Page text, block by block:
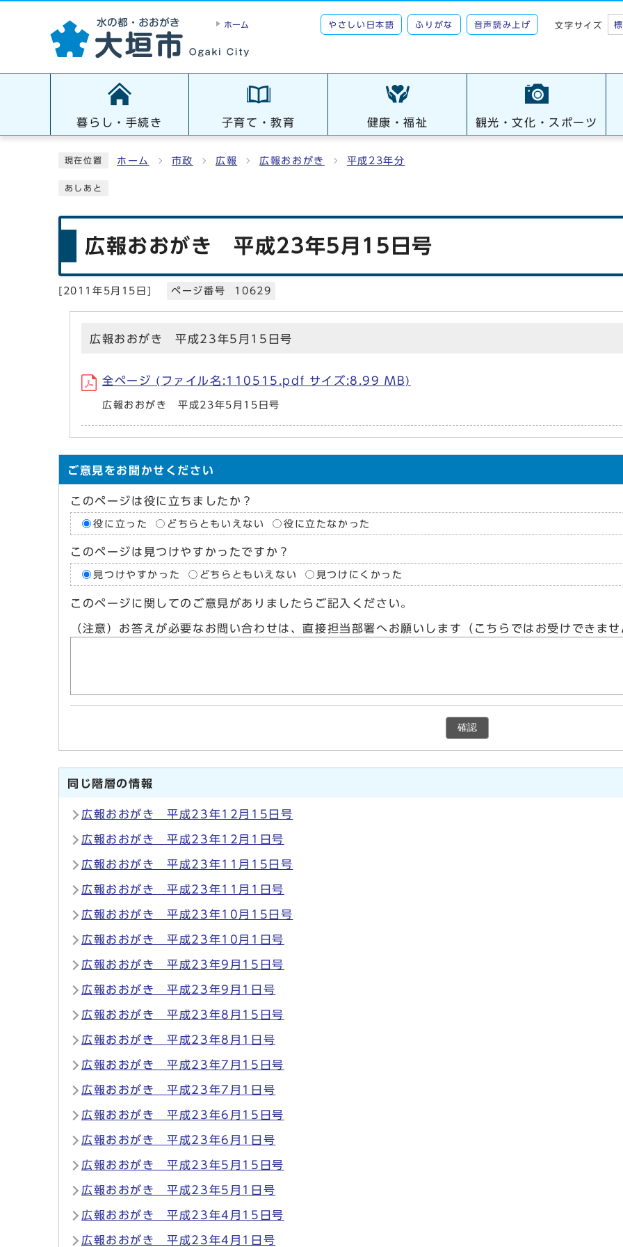
ホーム やさしい日本語 ふりがな 音声読み上げ 文字サイズ
暮らし・手続き 子育て・教育 健康・福祉 観光・文化・スポーツ
現在位置 ホーム 市政 広報 広報おおがき 平成23年分
あしあと
広報おおがき 平成23年5月15日号
2011年5月15日 ページ番号 10629
広報おおがき 平成23年5月15日号
全ページ (ファイル名:110515.pdf サイズ:8.99 MB)
広報おおがき 平成23年5月15日号
ご意見をお聞かせください
このページは役に立ちましたか？
役に立った どちらともいえない 役に立たなかった
このページは見つけやすかったですか？
見つけやすかった どちらともいえない 見つけにくかった
このページに関してのご意見がありましたらご記入ください。
（注意）お答えが必要なお問い合わせは、直接担当部署へお願いします（こちらではお受けできま
確認
同じ階層の情報
広報おおがき 平成23年12月15日号
広報おおがき 平成23年12月1日号
広報おおがき 平成23年11月15日号
広報おおがき 平成23年11月1日号
広報おおがき 平成23年10月15日号
広報おおがき 平成23年10月1日号
広報おおがき 平成23年9月15日号
広報おおがき 平成23年9月1日号
広報おおがき 平成23年8月15日号
広報おおがき 平成23年8月1日号
広報おおがき 平成23年7月15日号
広報おおがき 平成23年7月1日号
広報おおがき 平成23年6月15日号
広報おおがき 平成23年6月1日号
広報おおがき 平成23年5月15日号
広報おおがき 平成23年5月1日号
広報おおがき 平成23年4月15日号
広報おおがき 平成23年4月1日号